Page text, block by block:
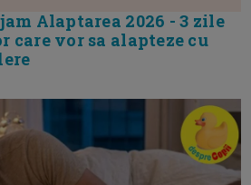
Alaptarea 2026 - 3 zile
care vor sa alapteze cu